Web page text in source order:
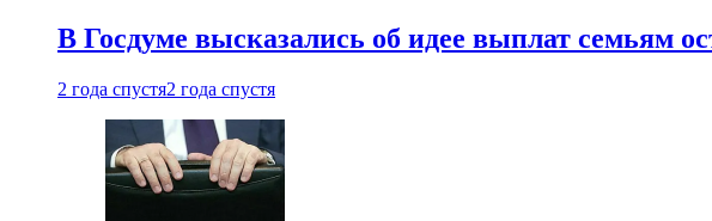
В Госдуме высказались об идее выплат семьям
2 года спустя2 года спустя